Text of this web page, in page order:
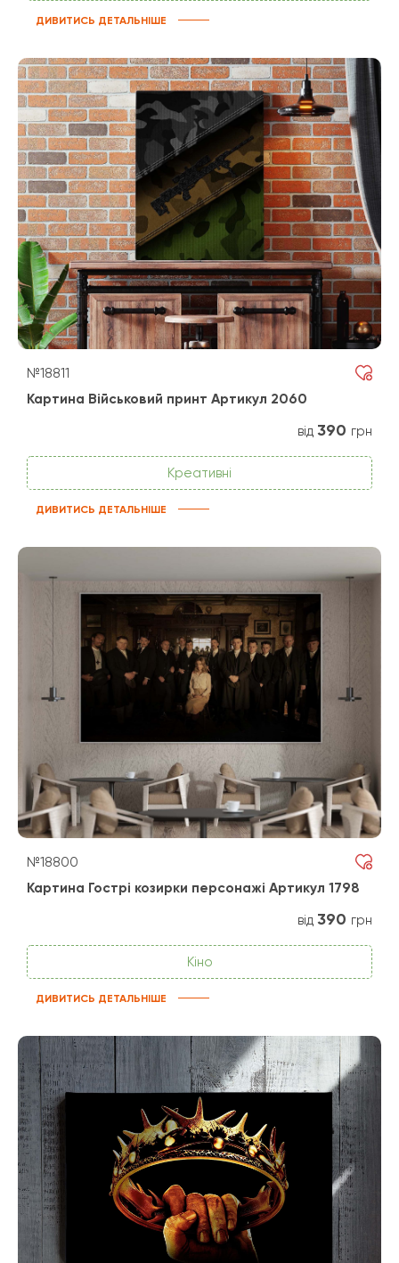
ДИВИТИСЬ ДЕТАЛЬНІШЕ
№18811
Картина Військовий принт Артикул 2060
від 390 грн
Креативні
ДИВИТИСЬ ДЕТАЛЬНІШЕ
№18800
Картина Гострі козирки персонажі Артикул 1798
від 390 грн
Кіно
ДИВИТИСЬ ДЕТАЛЬНІШЕ